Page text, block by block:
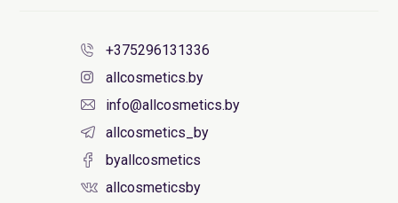
+375296131336
allcosmetics.by
info@allcosmetics.by
allcosmetics_by
byallcosmetics
allcosmeticsby